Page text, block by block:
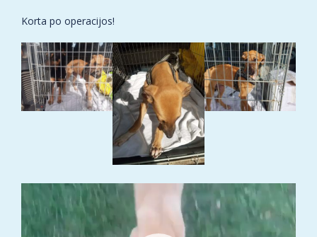
Korta po operacijos!
grotuvas